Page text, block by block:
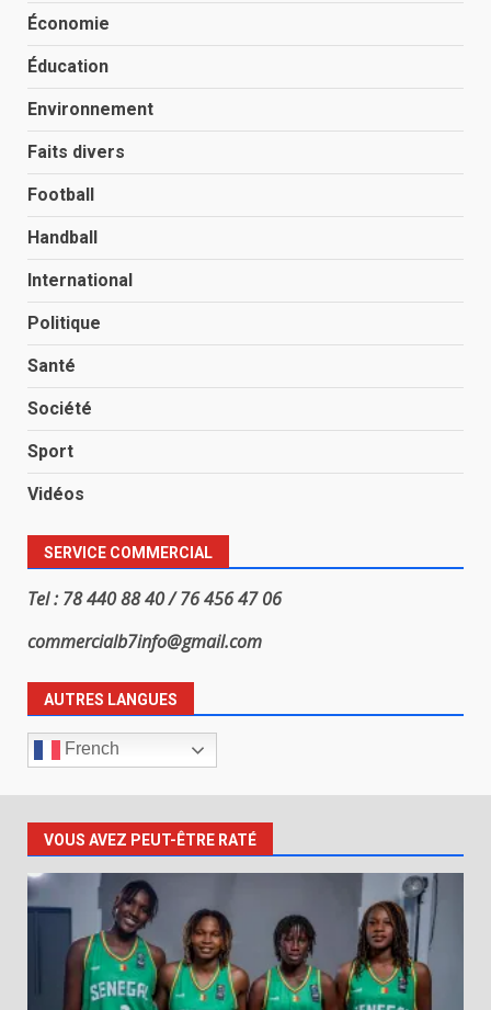
Économie
Éducation
Environnement
Faits divers
Football
Handball
International
Politique
Santé
Société
Sport
Vidéos
SERVICE COMMERCIAL
Tel : 78 440 88 40 / 76 456 47 06
commercialb7info@gmail.com
AUTRES LANGUES
French
VOUS AVEZ PEUT-ÊTRE RATÉ